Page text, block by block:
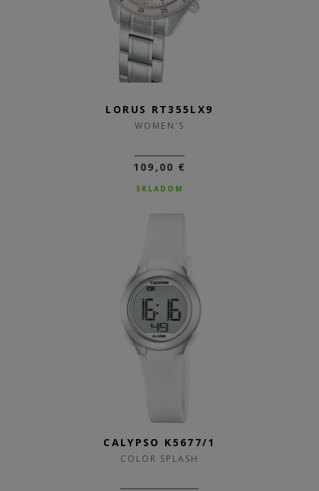
LORUS RT355LX9
WOMEN'S
109,00 €
SKLADOM
CALYPSO K5677/1
COLOR SPLASH